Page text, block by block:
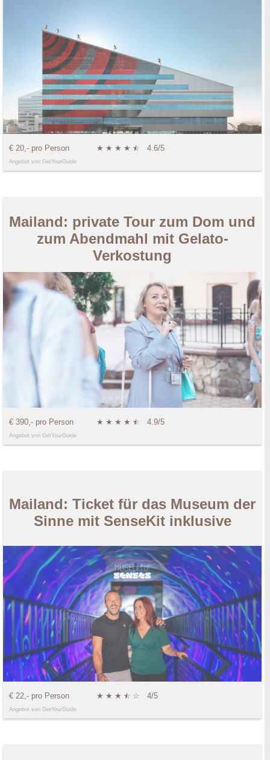
€ 20,- pro Person ★ ★ ★ ★ ★
☆ 4.6/5
Angebot von GetYourGuide
Mailand: private Tour zum Dom und
zum Abendmahl mit Gelato-
Verkostung
€ 390,- pro Person ★ ★ ★ ★ ★
☆ 4.9/5
Angebot von GetYourGuide
Mailand: Ticket für das Museum der
Sinne mit SenseKit inklusive
€ 22,- pro Person ★ ★ ★ ★
☆ ☆ 4/5
Angebot von GetYourGuide